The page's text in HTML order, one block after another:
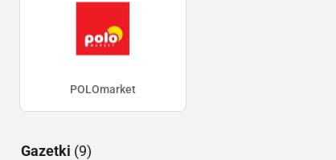
POLOmarket
Gazetki (9)